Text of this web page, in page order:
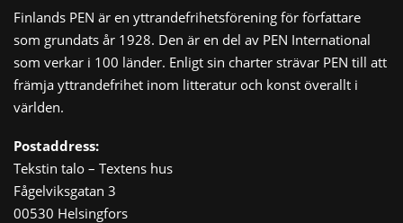
Finlands PEN är en yttrandefrihetsförening för författare
som grundats år 1928. Den är en del av PEN International
som verkar i 100 länder. Enligt sin charter strävar PEN till att
främja yttrandefrihet inom litteratur och konst överallt i
världen.
Postaddress:
Tekstin talo – Textens hus
Fågelviksgatan 3
00530 Helsingfors